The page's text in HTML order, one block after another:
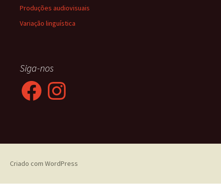
Produções audiovisuais
Variação linguística
Siga-nos
FacebookInstagram
Criado com WordPress